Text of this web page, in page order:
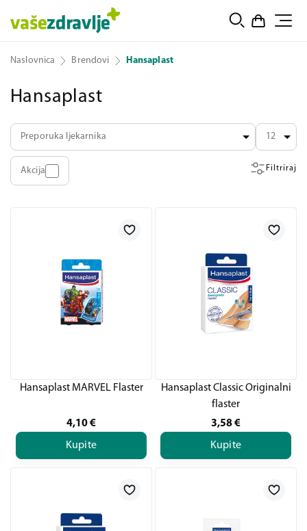
Naslovnica Brendovi Hansaplast
Hansaplast
Filtriraj
Akcija
Preporuka ljekarnika 12
Hansaplast MARVEL Flaster
4,10€
Kupite
Hansaplast Classic Originalni
flaster
3,58€
Kupite